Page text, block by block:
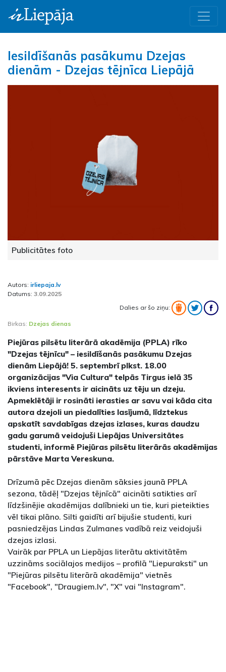
Iesildīšanās pasākumu Dzejas
dienām - Dzejas tējnīca Liepājā
Publicitātes foto
Autors: irliepaja.lv
Datums: 3.09.2025
Dalies ar šo ziņu:
Birkas: Dzejas dienas
Piejūras pilsētu literārā akadēmija (PPLA) rīko
"Dzejas tējnīcu" – iesildīšanās pasākumu Dzejas
dienām Liepājā! 5. septembrī plkst. 18.00
organizācijas "Via Cultura" telpās Tirgus ielā 35
ikviens interesents ir aicināts uz tēju un dzeju.
Apmeklētāji ir rosināti ierasties ar savu vai kāda cita
autora dzejoli un piedalīties lasījumā, līdztekus
apskatīt savdabīgas dzejas izlases, kuras daudzu
gadu garumā veidojuši Liepājas Universitātes
studenti, informē Piejūras pilsētu literārās akadēmijas
pārstāve Marta Vereskuna.
Drīzumā pēc Dzejas dienām sāksies jaunā PPLA
sezona, tādēļ "Dzejas tējnīcā" aicināti satikties arī
līdzšinējie akadēmijas dalībnieki un tie, kuri pieteikties
vēl tikai plāno. Silti gaidīti arī bijušie studenti, kuri
pasniedzējas Lindas Zulmanes vadībā reiz veidojuši
dzejas izlasi.
Vairāk par PPLA un Liepājas literātu aktivitātēm
uzzināms sociālajos medijos – profilā "Liepuraksti" un
"Piejūras pilsētu literārā akadēmija" vietnēs
"Facebook", "Draugiem.lv", "X" vai "Instagram".